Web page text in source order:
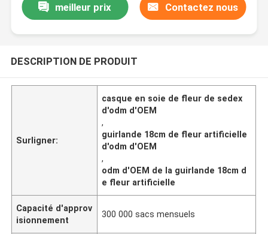
meilleur prix Contactez nous
DESCRIPTION DE PRODUIT
Surligner:
casque en soie de fleur de sedex
d'odm d'OEM
,
guirlande 18cm de fleur artificielle
d'odm d'OEM
,
odm d'OEM de la guirlande 18cm d
e fleur artificielle
Capacité d'approv
isionnement
300 000 sacs mensuels